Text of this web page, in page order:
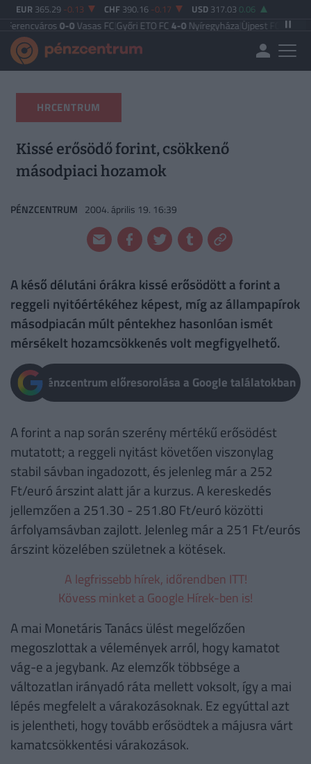
EUR 365.29 -0.13 CHF 390.16 -0.17 USD 317.03 0.06
0-0Vasas FC|Győri ETO FC4-0Nyíregyháza|Újpest FC 4-2Debreceni
HRCENTRUM
Kissé erősödő forint, csökkenő
másodpiaci hozamok
PÉNZCENTRUM 2004. április 19. 16:39
A késő délutáni órákra kissé erősödött a forint a
reggeli nyitóértékéhez képest, míg az állampapírok
másodpiacán múlt péntekhez hasonlóan ismét
mérsékelt hozamcsökkenés volt megfigyelhető.
Pénzcentrum előresorolása a Google találatokban
A forint a nap során szerény mértékű erősödést
mutatott; a reggeli nyitást követően viszonylag
stabil sávban ingadozott, és jelenleg már a 252
Ft/euró árszint alatt jár a kurzus. A kereskedés
jellemzően a 251.30 - 251.80 Ft/euró közötti
árfolyamsávban zajlott. Jelenleg már a 251 Ft/eurós
árszint közelében születnek a kötések.
A legfrissebb hírek, időrendben ITT!
Kövess minket a Google Hírek-ben is!
A mai Monetáris Tanács ülést megelőzően
megoszlottak a vélemények arról, hogy kamatot
vág-e a jegybank. Az elemzők többsége a
változatlan irányadó ráta mellett voksolt, így a mai
lépés megfelelt a várakozásoknak. Ez egyúttal azt
is jelentheti, hogy tovább erősödtek a májusra várt
kamatcsökkentési várakozások.